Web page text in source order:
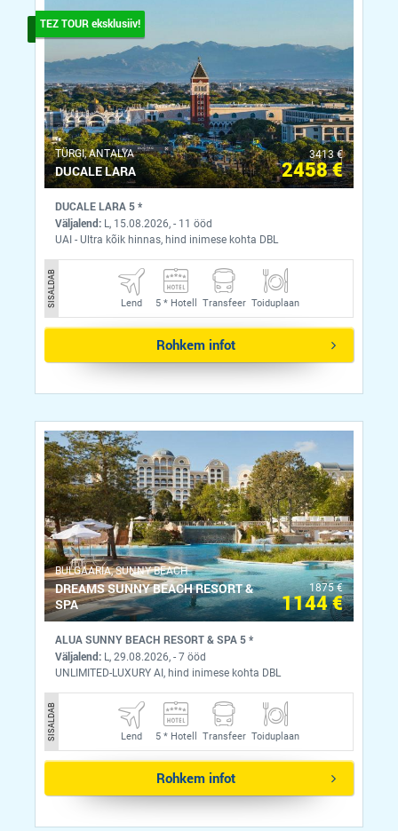
TEZ TOUR eksklusiiv!
ТÜRGI, ANTALYA
DUCALE LARA
3413 €
2458 €
DUCALE LARA 5 *
Väljalend: L, 15.08.2026, - 11 ööd
UAI - Ultra kõik hinnas, hind inimese kohta DBL
SISALDAB Lend 5 *Hotell Transfeer Toiduplaan
Rohkem infot
BULGAARIA, SUNNY BEACH
DREAMS SUNNY BEACH RESORT &
SPA
1875 €
1144 €
ALUA SUNNY BEACH RESORT & SPA 5 *
Väljalend: L, 29.08.2026, - 7 ööd
UNLIMITED-LUXURY AI, hind inimese kohta DBL
SISALDAB Lend 5 *Hotell Transfeer Toiduplaan
Rohkem infot